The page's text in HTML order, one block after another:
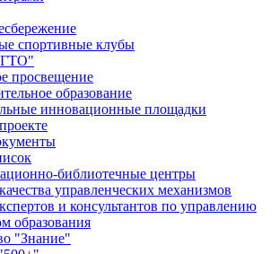
спортивные клубы
просвещение
образование
инновационные площадки
библиотечные центры
управленческих механизмов
и консультантов по управлению
образования
"Знание"